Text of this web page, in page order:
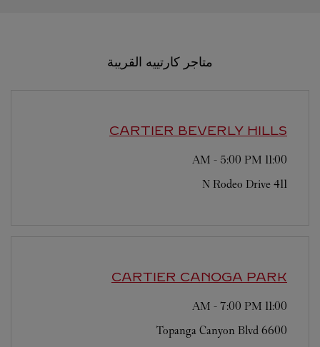
متاجر كارتييه القريبة
CARTIER BEVERLY HILLS
11:00 AM
- 5:00 PM
411 N Rodeo Drive
CARTIER CANOGA PARK
11:00 AM
- 7:00 PM
6600 Topanga Canyon Blvd